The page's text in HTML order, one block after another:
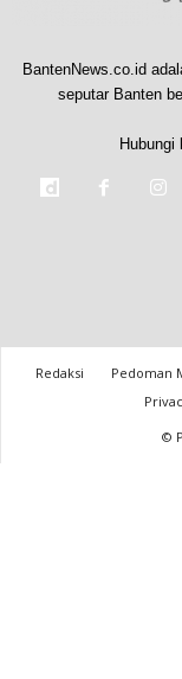
BantenNews.co.id
seputar Banten
Hubungi
Redaksi Pedoman
©